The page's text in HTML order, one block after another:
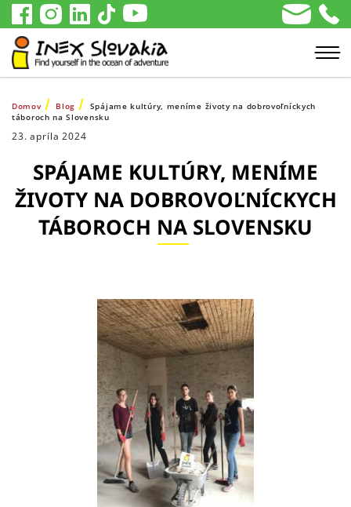
Domov Blog
Spájame kultúry, meníme životy na dobrovoľníckych
táboroch na Slovensku
23. apríla 2024
SPÁJAME KULTÚRY, MENÍME
ŽIVOTY NA DOBROVOĽNÍCKYCH
TÁBOROCH NA SLOVENSKU